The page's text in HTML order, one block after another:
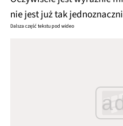
nie jest już tak
Dalsza część tekstu pod wideo